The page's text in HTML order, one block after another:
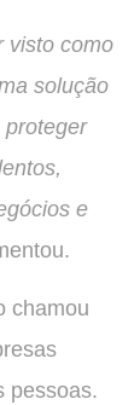
visto como
solução
proteger
e
chamou
pessoas.